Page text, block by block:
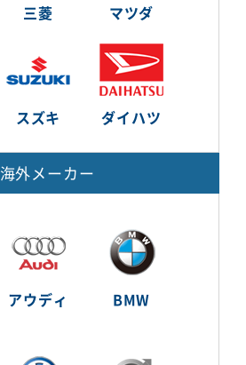
三菱 マツダ
スズキ ダイハツ
海外メーカー
アウディ BMW